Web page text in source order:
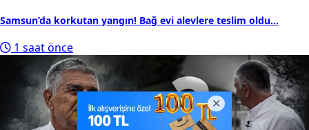
Samsun’da korkutan yangın! Bağ evi alevlere teslim oldu...
1 saat önce